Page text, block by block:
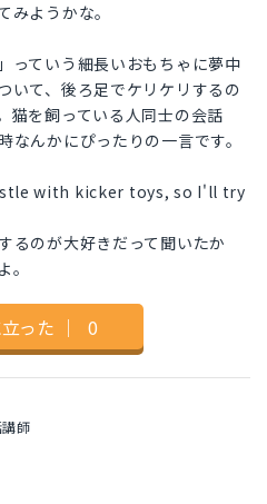
ようかな。
っていう細長いおもちゃに夢中
いて、後ろ足でケリケリするの
猫を飼っている人同士の会話
なんかにぴったりの一言です。
with kicker toys, so I'll try
るのが大好きだって聞いたか
った ｜ 0
師